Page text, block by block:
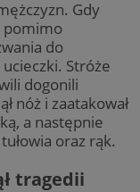
Gdy
pomimo
do
Stróże
dogonili
nóż i zaatakował
a następnie
oraz rąk.
tragedii